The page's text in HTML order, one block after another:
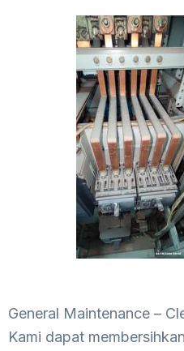
General Maintenance –
Kami dapat